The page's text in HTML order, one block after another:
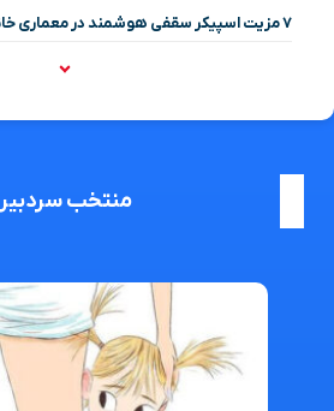
۷ مزیت اسپیکر سقفی هوشمند در معماری خانه‌ های مدرن
منتخب سردبیر